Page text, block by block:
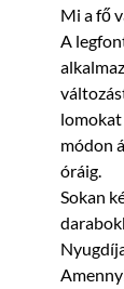
Mi a fő
A
lomokat
módon
óráig.
Sokan